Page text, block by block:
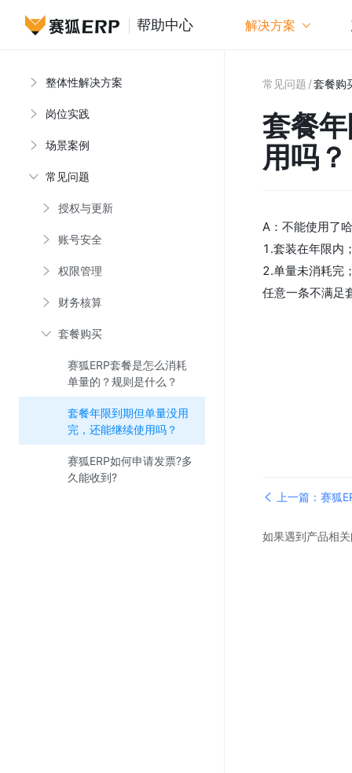
帮助中心 解决方案
套餐年
常见问题 /套餐购
套餐
用吗？
A：不能使用了
1.套装在年限内
2.单量未消耗完
任意一条不满足
上一篇：赛狐
如果遇到产品相
整体性解决方案
岗位实践
场景案例
常见问题
授权与更新
账号安全
权限管理
财务核算
套餐购买
赛狐ERP套餐是怎么消耗
单量的？规则是什么？
套餐年限到期但单量没用
完，还能继续使用吗？
赛狐ERP如何申请发票?多
久能收到?